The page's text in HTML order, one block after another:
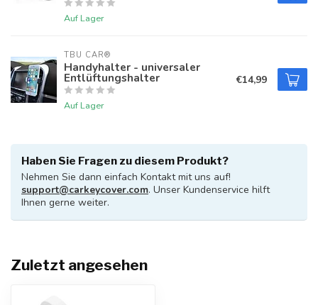
Auf Lager
TBU CAR®
Handyhalter - universaler
Entlüftungshalter
Auf Lager
€14,99
Haben Sie Fragen zu diesem Produkt?
Nehmen Sie dann einfach Kontakt mit uns auf!
support@carkeycover.com. Unser Kundenservice hilft
Ihnen gerne weiter.
Zuletzt angesehen